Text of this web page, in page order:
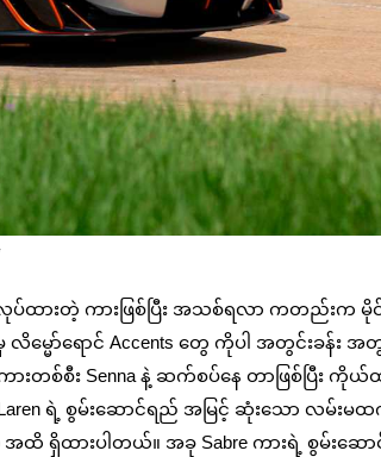
ားတဲ့ ကားဖြစ်ပြီး အသစ်ရလာ ကတည်းက မိုင်
လိမ္မော်ရောင် Accents တွေ ကိုပါ အတွင်းခန်း
ားတစ်စီး Senna နဲ့ ဆက်စပ်နေ တာဖြစ်ပြီး ကို
ရဲ့ စွမ်းဆောင်ရည် အမြင့် ဆုံးသော လမ်းမ
အထိ ရှိထားပါတယ်။ အခု Sabre ကားရဲ့ စွမ်းဆေ